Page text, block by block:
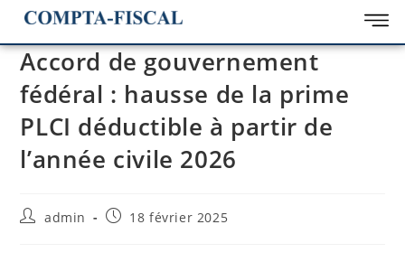
Accord de gouvernement
fédéral : hausse de la prime
PLCI déductible à partir de
l’année civile 2026
admin 18 février 2025